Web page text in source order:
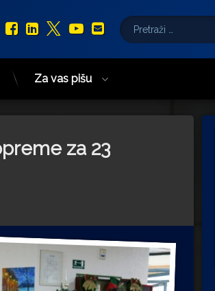
Facebook
LinkedIn
X.com
YouTube
E-mail
Pretraži:
Za vas pišu
za 23